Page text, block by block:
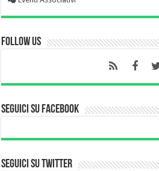
Follow Us
Seguici su Facebook
Seguici su Twitter